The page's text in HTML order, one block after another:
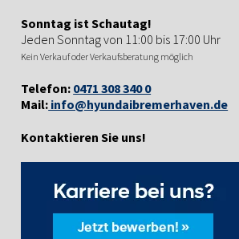
Sonntag ist Schautag!
Jeden Sonntag von 11:00 bis 17:00 Uhr
Kein Verkauf oder Verkaufsberatung möglich
Telefon: 0471 308 340 0
Mail: info@hyundaibremerhaven.de
Kontaktieren Sie uns!